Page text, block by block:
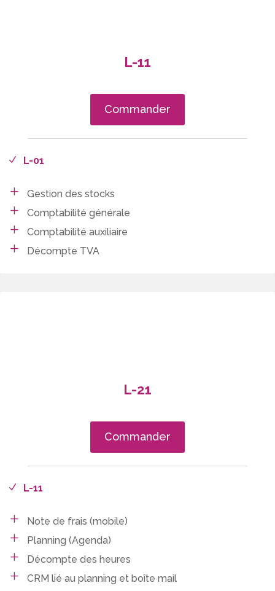
L-11
Commander
L-01
Gestion des stocks
Comptabilité générale
Comptabilité auxiliaire
Décompte TVA
L-21
Commander
L-11
Note de frais (mobile)
Planning (Agenda)
Décompte des heures
CRM lié au planning et boîte mail